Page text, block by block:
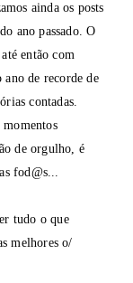
ainda os posts
ano passado. O
então com
de recorde de
contadas.
de orgulho, é
fod@s...
tudo o que
melhores o/